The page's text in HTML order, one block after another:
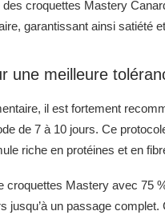
croquettes Mastery
garantissant ainsi satiété
une meilleure
il est fortement
de 7 à 10 jours. Ce
riche en protéines et en
croquettes Mastery avec 75
jusqu’à un passage